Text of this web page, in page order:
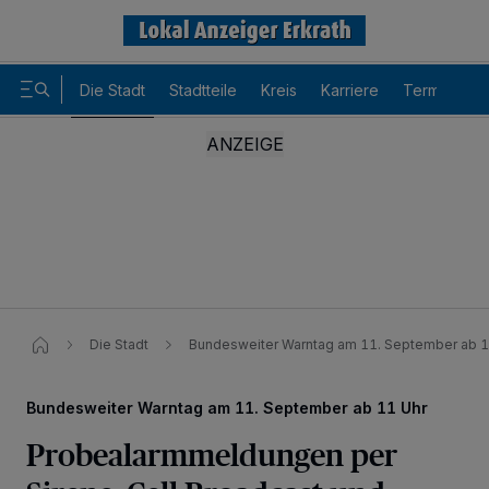
Die Stadt Stadtteile Kreis Karriere Termine
Die Stadt Bundesweiter Warntag am 11. September ab
Bundesweiter Warntag am 11. September ab 11 Uhr
Probealarmmeldungen per